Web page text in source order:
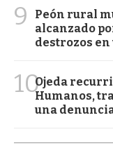
9
Peón rural
alcanzado
destrozos
10Ojeda
Humanos,
una